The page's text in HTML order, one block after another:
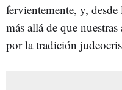
fervientemente, y,
más allá de que
por la tradición